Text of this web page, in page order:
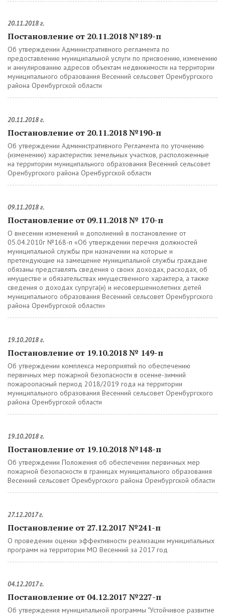
20.11.2018 г.
Постановление от 20.11.2018 №189-п
Об утверждении Административного регламента по
предоставлению муниципальной услуги по присвоению, изменению
и аннулированию адресов объектам недвижимости на территории
муниципального образования Весенний сельсовет Оренбургского
района Оренбургской области
20.11.2018 г.
Постановление от 20.11.2018 №190-п
Об утверждении Административного Регламента по уточнению
(изменению) характеристик земельных участков, расположенные
на территории муниципального образования Весенний сельсовет
Оренбургского района Оренбургской области
09.11.2018 г.
Постановление от 09.11.2018 № 170-п
О внесении изменений и дополнений в постановление от
05.04.2010г №168-п «Об утверждении перечня должностей
муниципальной службы при назначении на которые и
претендующие на замещение муниципальной службы граждане
обязаны представлять сведения о своих доходах, расходах, об
имуществе и обязательствах имущественного характера, а также
сведения о доходах супруга(и) и несовершеннолетних детей
муниципального образования Весенний сельсовет Оренбургского
района Оренбургской области»
19.10.2018 г.
Постановление от 19.10.2018 № 149-п
Об утверждении комплекса мероприятий по обеспечению
первичных мер пожарной безопасности в осенне-зимний
пожароопасный период 2018/2019 года на территории
муниципального образования Весенний сельсовет Оренбургского
района Оренбургской области
19.10.2018 г.
Постановление от 19.10.2018 №148-п
Об утверждении Положения об обеспечении первичных мер
пожарной безопасности в границах муниципального образования
Весенний сельсовет Оренбургского района Оренбургской области
27.12.2017 г.
Постановление от 27.12.2017 №241-п
О проведении оценки эффективности реализации муниципальных
программ на территории МО Весенний за 2017 год
04.12.2017 г.
Постановление от 04.12.2017 №227-п
Об утверждения муниципальной программы "Устойчивое развитие